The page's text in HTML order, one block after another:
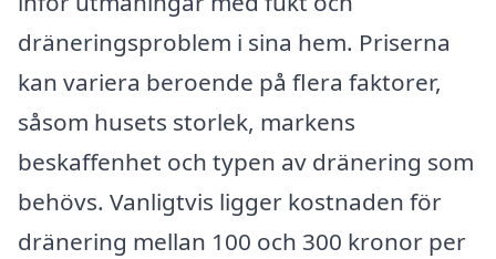
dräneringsproblem i sina hem. Priserna
kan variera beroende på flera faktorer,
såsom husets storlek, markens
beskaffenhet och typen av dränering som
behövs. Vanligtvis ligger kostnaden för
dränering mellan 100 och 300 kronor per